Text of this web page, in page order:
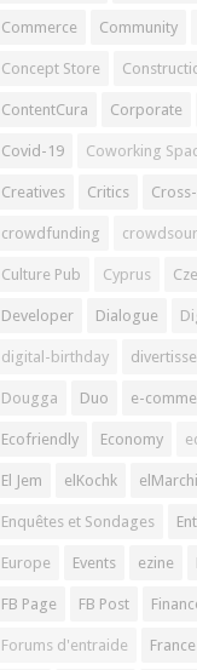
Commerce Community
Concept Store
ContentCura Corporate
Covid-19 Coworking
Creatives Critics
crowdfunding
Culture Pub Cyprus
Developer Dialogue
digital-birthday
Dougga Duo e-
Ecofriendly Economy
El Jem elKochk elMarchi
Enquêtes et Sondages
Europe Events ezine
FB Page FB Post
Forums d'entraide France